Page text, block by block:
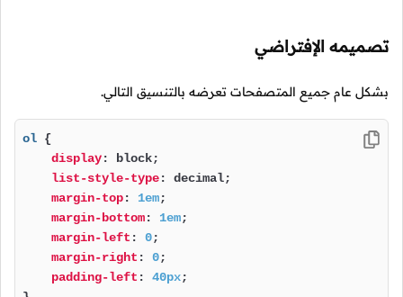
تصميمه الإفتراضي
بشكل عام جميع المتصفحات تعرضه بالتنسيق التالي.
ol {
display: block;
list-style-type: decimal;
margin-top: 1em;
margin-bottom: 1em;
margin-left : 0;
margin-right : 0;
padding-left : 40px;